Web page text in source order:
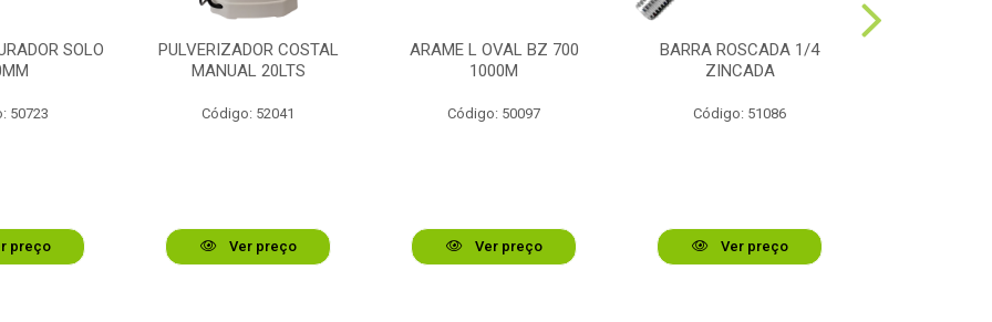
SOLO
50723
preço
PULVERIZADOR COSTAL
MANUAL 20LTS
Código: 52041
Ver preço
ARAME L OVAL BZ 700
1000M
Código: 50097
Ver preço
BARRA ROSCADA 1/4
ZINCADA
Código: 51086
Ver preço